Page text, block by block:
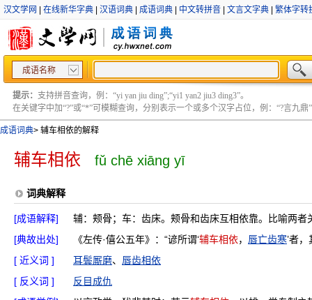
汉文学网 在线新华字典 汉语词典 成语词典 中文转拼音 文言文字典 繁体字转
成语名称
提示： 支持拼音查询，例：“yi yan jiu ding”;“yi1 yan2 jiu3 ding3”。
在关键字中加“?”或“*”可模糊查询，分别表示一个或多个汉字占位，例：“?言九鼎”
成语词典> 辅车相依的解释
辅车相依 fǔ chē xiāng yī
词典解释
[成语解释]
辅：颊骨；车：齿床。颊骨和齿床互相依靠。比喻两者
[典故出处]
《左传·僖公五年》：“谚所谓‘辅车相依， 唇亡齿寒’者
[ 近义词 ]
耳鬓厮磨、 唇齿相依
[ 反义词 ]
反目成仇